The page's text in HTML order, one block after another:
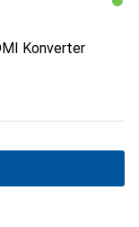
Konverter